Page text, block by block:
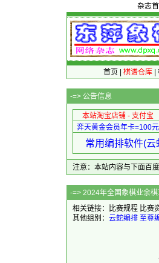
杂志
首页 棋谱仓库|
-=> 公告信息
本站淘宝店铺 - 支付宝
弈天黄金会员年卡=100元
常用编排软件(
注意：本站内容与下面百
-=> 2024年全国象棋业
相关链接：
比赛规程 比赛
其他组别： 云蛇编排 至尊